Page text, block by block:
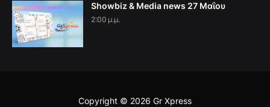
Showbiz & Media news 27 Μαΐου
2:00 μ.μ.
Copyright © 2026 Gr Xpress